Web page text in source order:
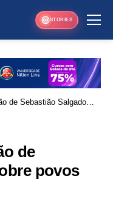
STORIES
de Sebastião Salgado
de
povos